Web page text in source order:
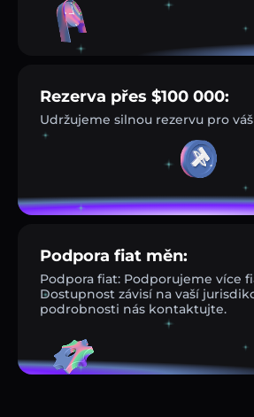
Rezerva přes $100 000:
Udržujeme silnou rezervu pro
Podpora fiat měn:
Podpora fiat: Podporujeme více
Dostupnost závisí na vaší
podrobnosti nás kontaktujte.